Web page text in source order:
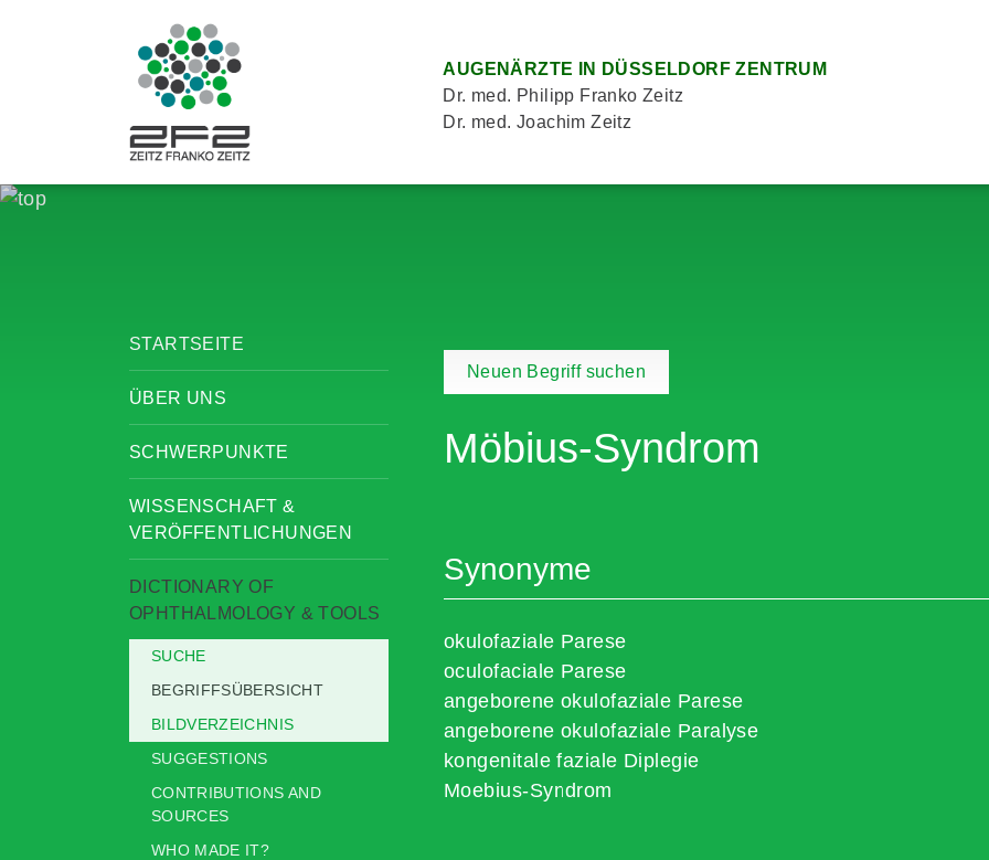
AUGENÄRZTE IN DÜSSELDORF ZENTRUM
Dr. med. Philipp Franko Zeitz
Dr. med. Joachim Zeitz
STARTSEITE
ÜBER UNS
SCHWERPUNKTE
WISSENSCHAFT &
VERÖFFENTLICHUNGEN
DICTIONARY OF
OPHTHALMOLOGY & TOOLS
SUCHE
BEGRIFFSÜBERSICHT
BILDVERZEICHNIS
SUGGESTIONS
CONTRIBUTIONS AND
SOURCES
WHO MADE IT?
Neuen Begriff suchen
Möbius-Syndrom
Synonyme
okulofaziale Parese
oculofaciale Parese
angeborene okulofaziale Parese
angeborene okulofaziale Paralyse
kongenitale faziale Diplegie
Moebius-Syndrom